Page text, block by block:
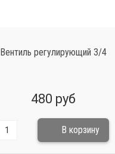
Вентиль регулирующий 3/4
480 руб